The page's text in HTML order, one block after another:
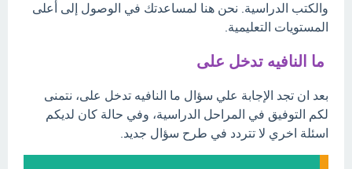
والكتب الدراسية. نحن هنا لمساعدتك في الوصول إلى أعلى
المستويات التعليمية.
ما النافيه تدخل على
بعد ان تجد الإجابة علي سؤال ما النافيه تدخل على، نتمنى
لكم التوفيق في المراحل الدراسية، وفي حالة كان لديكم
اسئلة اخري لا تتردد في طرح سؤال جديد.